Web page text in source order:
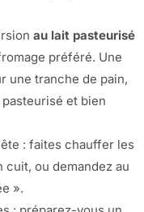
au lait pasteurisé
préféré. Une
une tranche de pain,
et bien
: faites chauffer les
ou demandez au
».